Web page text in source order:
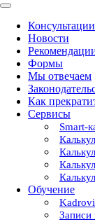
Консультации
Новости
Формы
Мы отвечаем
Как
Сервисы
Smart-
Обучение
Записи